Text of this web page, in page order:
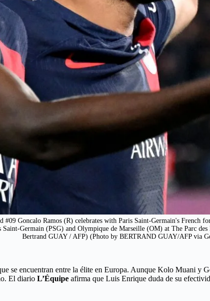
#09 Goncalo Ramos (R) celebrates with Paris Saint-Germain's French
Germain (PSG) and Olympique de Marseille (OM) at The Parc
Bertrand GUAY / AFP) (Photo by BERTRAND GUAY/AFP via
se encuentran entre la élite en Europa. Aunque Kolo Muani y
El diario L’Équipe afirma que Luis Enrique duda de su